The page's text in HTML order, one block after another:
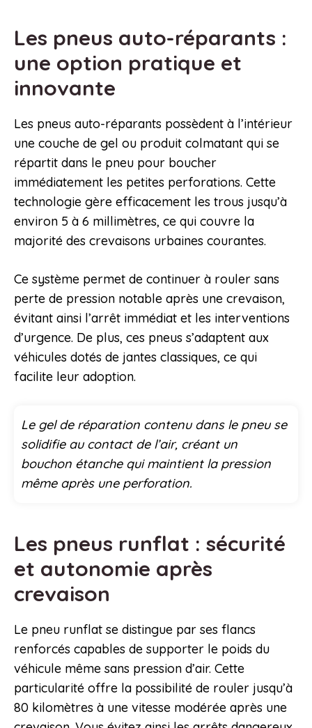
Les pneus auto-réparants :
une option pratique et
innovante
Les pneus auto-réparants possèdent à l’intérieur
une couche de gel ou produit colmatant qui se
répartit dans le pneu pour boucher
immédiatement les petites perforations. Cette
technologie gère efficacement les trous jusqu’à
environ 5 à 6 millimètres, ce qui couvre la
majorité des crevaisons urbaines courantes.
Ce système permet de continuer à rouler sans
perte de pression notable après une crevaison,
évitant ainsi l’arrêt immédiat et les interventions
d’urgence. De plus, ces pneus s’adaptent aux
véhicules dotés de jantes classiques, ce qui
facilite leur adoption.
Le gel de réparation contenu dans le pneu se
solidifie au contact de l’air, créant un
bouchon étanche qui maintient la pression
même après une perforation.
Les pneus runflat : sécurité
et autonomie après
crevaison
Le pneu runflat se distingue par ses flancs
renforcés capables de supporter le poids du
véhicule même sans pression d’air. Cette
particularité offre la possibilité de rouler jusqu’à
80 kilomètres à une vitesse modérée après une